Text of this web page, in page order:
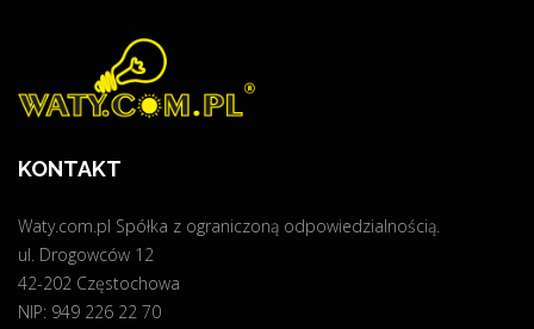
KONTAKT
Waty.com.pl Spółka z ograniczoną odpowiedzialnością.
ul. Drogowców 12
42-202 Częstochowa
NIP: 949 226 22 70